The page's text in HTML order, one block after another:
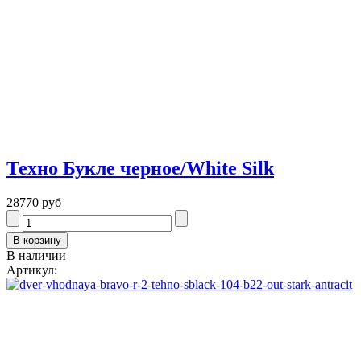
Техно Букле черное/White Silk
28770 руб
В наличии
Артикул: